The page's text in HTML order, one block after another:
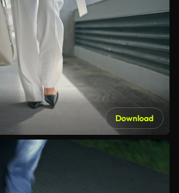
Download